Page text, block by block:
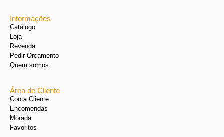
Informações
Catálogo
Loja
Revenda
Pedir Orçamento
Quem somos
Área de Cliente
Conta Cliente
Encomendas
Morada
Favoritos